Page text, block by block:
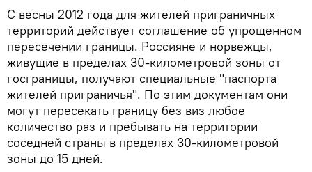
С весны 2012 года для жителей приграничных
территорий действует соглашение об упрощенном
пересечении границы. Россияне и норвежцы,
живущие в пределах 30-километровой зоны от
госграницы, получают специальные "паспорта
жителей приграничья". По этим документам они
могут пересекать границу без виз любое
количество раз и пребывать на территории
соседней страны в пределах 30-километровой
зоны до 15 дней.